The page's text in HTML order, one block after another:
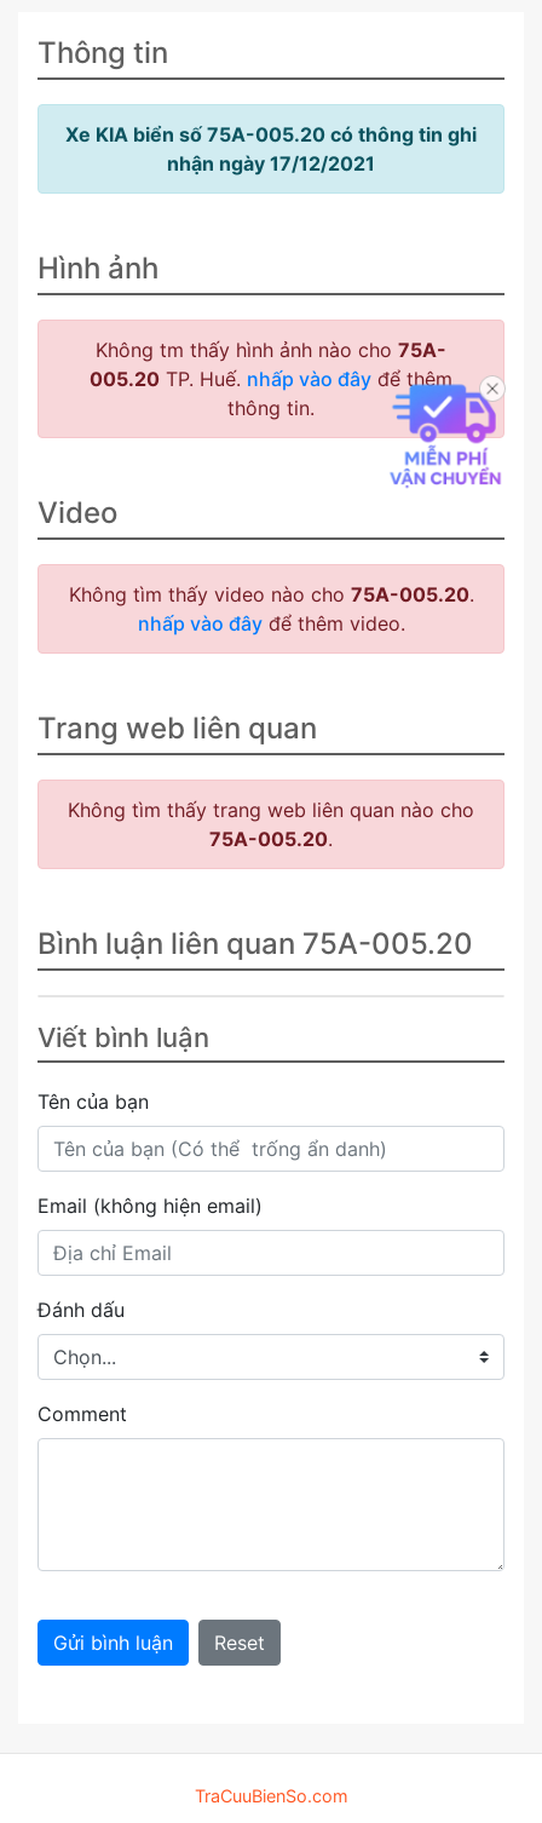
Thông tin
Xe KIA biển số 75A-005.20 có thông tin ghi
nhận ngày 17/12/2021
Hình ảnh
Không tm thấy hình ảnh nào cho 75A-
005.20 TP. Huế. nhấp vào đây để thêm
thông tin.
Video
Không tìm thấy video nào cho 75A-005.20.
nhấp vào đâyđể thêm video.
Trang web liên quan
Không tìm thấy trang web liên quan nào cho
75A-005.20.
Bình luận liên quan 75A-005.20
Viết bình luận
Tên của bạn
Email (không hiện email)
Đánh dấu
Comment
Gửi bình luận Reset
TraCuuBienSo.com